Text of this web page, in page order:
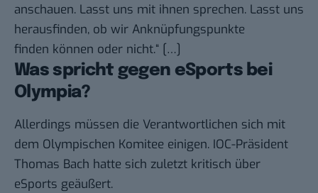
anschauen. Lasst uns mit ihnen sprechen. Lasst uns
herausfinden, ob wir Anknüpfungspunkte
finden können oder nicht.“ […]
Was spricht gegen eSports bei
Olympia?
Allerdings müssen die Verantwortlichen sich mit
dem Olympischen Komitee einigen. IOC-Präsident
Thomas Bach hatte sich zuletzt kritisch über
eSports geäußert.